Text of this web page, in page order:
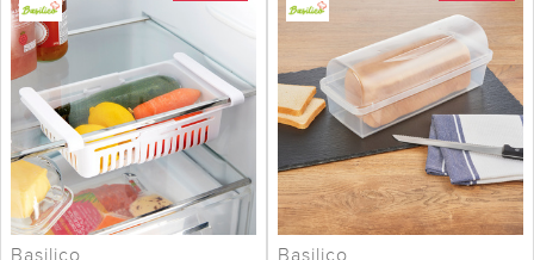
Basilico Basilico